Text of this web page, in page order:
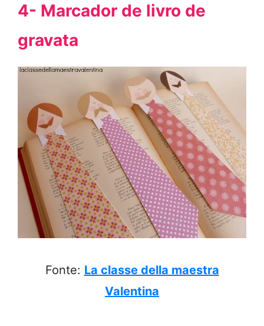
4- Marcador de livro de
gravata
Fonte: La classe della maestra
Valentina